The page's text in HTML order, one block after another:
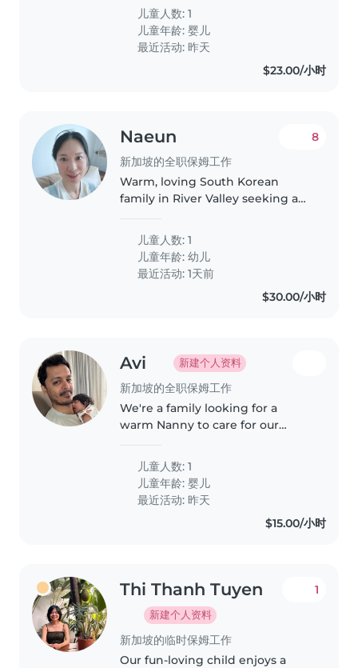
old baby girl. I'm a full-time
mom, and my husband works, so
I'm looking for someone to..
儿童人数: 1
儿童年龄:婴儿
最近活动: 昨天
$23.00/小时
Naeun
新加坡的全职保姆工作
8
Warm, loving South Korean
family in River Valley seeking a
boy!Hello! We are a South
Korean family who has happily
called Singapore home for the
past..
儿童人数: 1
儿童年龄:幼儿
最近活动: 1天前
$30.00/小时
Avi 新建个人资料
新加坡的全职保姆工作
We're a family looking for a
warm Nanny to care for our
candidate should be
comfortable with light cooking
and household chores. Feel free
to reach out to..
儿童人数: 1
儿童年龄:婴儿
最近活动: 昨天
$15.00/小时
Thi Thanh Tuyen
新建个人资料
新加坡的临时保姆工作
1
Our fun-loving child enjoys a